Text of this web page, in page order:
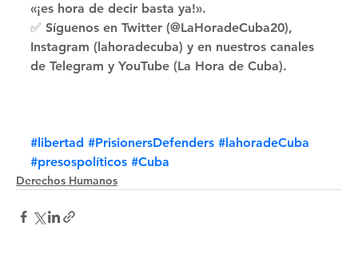
«¡es hora de decir basta ya!».
✅ Síguenos en Twitter (@LaHoradeCuba20),
Instagram (lahoradecuba) y en nuestros canales
de Telegram y YouTube (La Hora de Cuba).
#libertad #PrisionersDefenders #lahoradeCuba
#presospolíticos #Cuba
Derechos Humanos